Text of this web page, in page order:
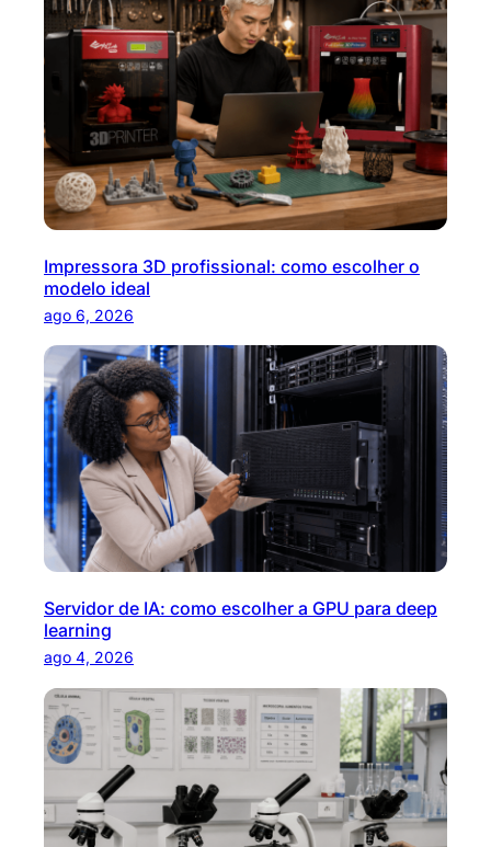
Impressora 3D profissional: como escolher o
modelo ideal
ago 6, 2026
Servidor de IA: como escolher a GPU para deep
learning
ago 4, 2026